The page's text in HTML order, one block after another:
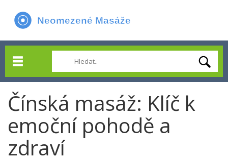
Čínská masáž: Klíč k
emoční pohodě a
zdraví